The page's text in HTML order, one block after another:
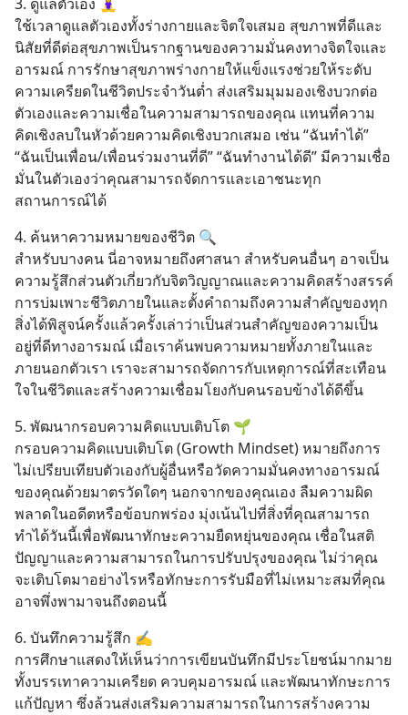
ใช้เวลาดูแลตัวเองทั้งร่างกายและจิตใจเสมอ สุขภาพที่ดีและ
นิสัยที่ดีต่อสุขภาพเป็นรากฐานของความมั่นคงทางจิตใจและ
อารมณ์ การรักษาสุขภาพร่างกายให้แข็งแรงช่วยให้ระดับ
ความเครียดในชีวิตประจำวันต่ำ ส่งเสริมมุมมองเชิงบวกต่อ
ตัวเองและความเชื่อในความสามารถของคุณ แทนที่ความ
คิดเชิงลบในหัวด้วยความคิดเชิงบวกเสมอ เช่น “ฉันทำได้”
“ฉันเป็นเพื่อน/เพื่อนร่วมงานที่ดี” “ฉันทำงานได้ดี” มีความเชื่อ
มั่นในตัวเองว่าคุณสามารถจัดการและเอาชนะทุก
สถานการณ์ได้
4. ค้นหาความหมายของชีวิต 🔍
สำหรับบางคน นี่อาจหมายถึงศาสนา สำหรับคนอื่นๆ อาจเป็น
ความรู้สึกส่วนตัวเกี่ยวกับจิตวิญญาณและความคิดสร้างสรรค์
การบ่มเพาะชีวิตภายในและตั้งคำถามถึงความสำคัญของทุก
สิ่งได้พิสูจน์ครั้งแล้วครั้งเล่าว่าเป็นส่วนสำคัญของความเป็น
อยู่ที่ดีทางอารมณ์ เมื่อเราค้นพบความหมายทั้งภายในและ
ภายนอกตัวเรา เราจะสามารถจัดการกับเหตุการณ์ที่สะเทือน
ใจในชีวิตและสร้างความเชื่อมโยงกับคนรอบข้างได้ดีขึ้น
5. พัฒนากรอบความคิดแบบเติบโต 🌱
กรอบความคิดแบบเติบโต (Growth Mindset) หมายถึงการ
ไม่เปรียบเทียบตัวเองกับผู้อื่นหรือวัดความมั่นคงทางอารมณ์
ของคุณด้วยมาตรวัดใดๆ นอกจากของคุณเอง ลืมความผิด
พลาดในอดีตหรือข้อบกพร่อง มุ่งเน้นไปที่สิ่งที่คุณสามารถ
ทำได้วันนี้เพื่อพัฒนาทักษะความยืดหยุ่นของคุณ เชื่อในสติ
ปัญญาและความสามารถในการปรับปรุงของคุณ ไม่ว่าคุณ
จะเติบโตมาอย่างไรหรือทักษะการรับมือที่ไม่เหมาะสมที่คุณ
อาจพึ่งพามาจนถึงตอนนี้
6. บันทึกความรู้สึก ✍️
การศึกษาแสดงให้เห็นว่าการเขียนบันทึกมีประโยชน์มากมาย
ทั้งบรรเทาความเครียด ควบคุมอารมณ์ และพัฒนาทักษะการ
แก้ปัญหา ซึ่งล้วนส่งเสริมความสามารถในการสร้างความ